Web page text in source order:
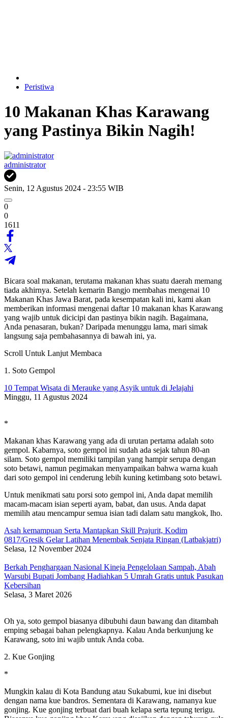
Peristiwa
10 Makanan Khas Karawang
yang Pastinya Bikin Nagih!
administrator
Senin, 12 Agustus 2024 - 23:55 WIB
0
0
1611
Bicara soal makanan, terutama makanan khas suatu daerah memang
tiada akhirnya. Setelah kemarin Bangjo membahas mengenai 10
Makanan Khas Jawa Barat, pada kesempatan kali ini, kami akan
memberikan informasi mengenai daftar 10 makanan khas Karawang
yang wajib untuk dicicipi dan pastinya bikin nagih. Bagaimana,
Anda penasaran, bukan? Daripada menunggu lama, mari simak
langsung saja pembahasannya di bawah ini, ya.
Scroll Untuk Lanjut Membaca
1. Soto Gempol
10 Tempat Wisata di Merauke yang Asyik untuk di Jelajahi
Minggu, 11 Agustus 2024
*
Makanan khas Karawang yang ada di urutan pertama adalah soto
gempol. Kabarnya, soto gempol ini sudah ada sejak tahun 80-an
silam. Soto gempol memiliki tampilan yang hampir serupa dengan
soto betawi, namun pegimakan menyampaikan bahwa warna kuah
dari soto gempol ini cenderung lebih kuning ketimbang soto betawi.
Untuk menikmati satu porsi soto gempol ini, Anda dapat memilih
macam-macam isian seperti ayam, babat, dan usus. Anda dapat
memilih atau mencampur semua isian tadi dalam satu mangkok, lho.
Asah kemampuan Serta Mantapkan Skill Prajurit, Kodim
0817/Gresik Gelar Latihan Menembak Senjata Ringan (Latbakjatri)
Selasa, 12 November 2024
Berkah Penghargaan Nasional Kineja Pengelolaan Sampah, Abah
Warsubi Bupati Jombang Hadiahkan 5 Umrah Gratis untuk Pasukan
Kebersihan
Selasa, 3 Maret 2026
Oh ya, soto gempol biasanya dibubuhi daun bawang dan ditambah
emping sebagai bahan pelengkapnya. Kalau Anda berkunjung ke
Karawang, soto ini wajib untuk Anda coba.
2. Kue Gonjing
*
Mungkin kalau di Kota Bandung atau Sukabumi, kue ini disebut
dengan nama kue bandros. Sementara di Karawang, namanya kue
gonjing. Kue gonjing terbuat dari buah kelapa serta tepung terigu.